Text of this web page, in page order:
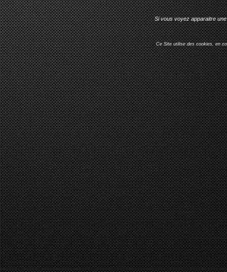
Si vous voyez apparaitre
Ce Site utilise des cookies, en